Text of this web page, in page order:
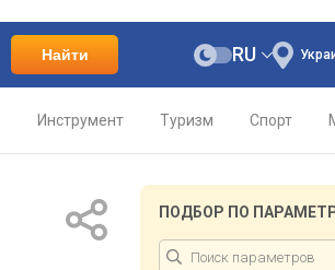
Найти RU
Инструмент Туризм Спорт
ПОДБОР ПО